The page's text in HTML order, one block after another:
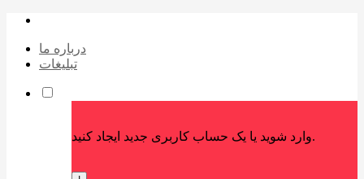
درباره ما
تبلیغات
وارد شوید یا یک حساب کاربری جدید ایجاد کنید.